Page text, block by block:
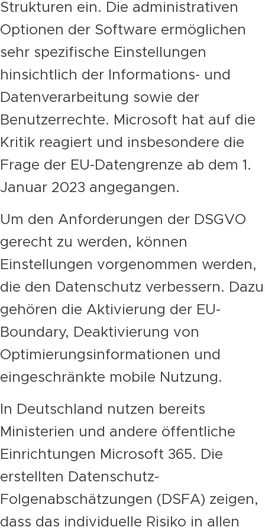
Strukturen ein. Die administrativen
Optionen der Software ermöglichen
sehr spezifische Einstellungen
hinsichtlich der Informations- und
Datenverarbeitung sowie der
Benutzerrechte. Microsoft hat auf die
Kritik reagiert und insbesondere die
Frage der EU-Datengrenze ab dem 1.
Januar 2023 angegangen.
Um den Anforderungen der DSGVO
gerecht zu werden, können
Einstellungen vorgenommen werden,
die den Datenschutz verbessern. Dazu
gehören die Aktivierung der EU-
Boundary, Deaktivierung von
Optimierungsinformationen und
eingeschränkte mobile Nutzung.
In Deutschland nutzen bereits
Ministerien und andere öffentliche
Einrichtungen Microsoft 365. Die
erstellten Datenschutz-
Folgenabschätzungen (DSFA) zeigen,
dass das individuelle Risiko in allen